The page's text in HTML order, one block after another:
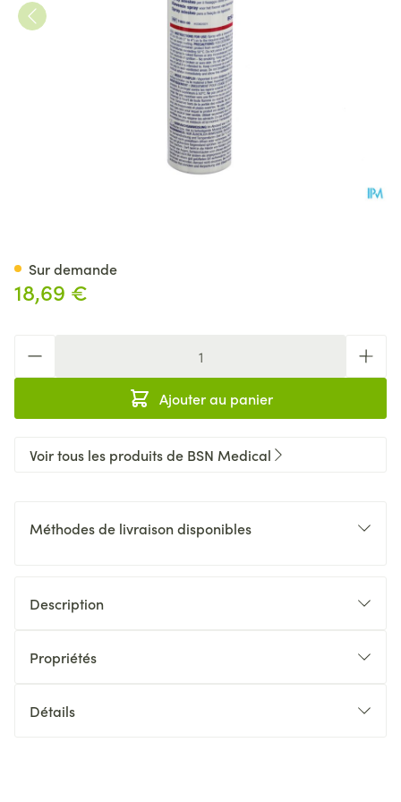
18,69 €
Ajouter au panier
Sur demande
Voir tous les produits de BSN Medical
Méthodes de livraison disponibles
Description
Propriétés
Détails